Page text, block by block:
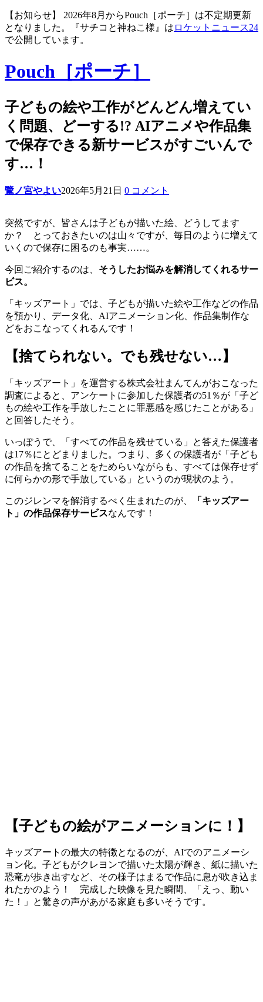
【お知らせ】 2026年8月からPouch［ポーチ］は不定期更新
となりました。『サチコと神ねこ様』は ロケットニュース24
で公開しています。
Pouch［ポーチ］
子どもの絵や工作がどんどん増えてい
く問題、どーする!? AIアニメや作品集
で保存できる新サービスがすごいんで
す…！
鷺ノ宮やよい2026年5月21日 0 コメント
突然ですが、皆さんは子どもが描いた絵、どうしてます
か？ とっておきたいのは山々ですが、毎日のように増えて
いくので保存に困るのも事実……。
今回ご紹介するのは、 そうしたお悩みを解消してくれるサー
ビス。
「キッズアート」では、子どもが描いた絵や工作などの作品
を預かり、データ化、AIアニメーション化、作品集制作な
どをおこなってくれるんです！
【捨てられない。でも残せない…】
「キッズアート」を運営する株式会社まんてんがおこなった
調査によると、アンケートに参加した保護者の51％が「子ど
もの絵や工作を手放したことに罪悪感を感じたことがある」
と回答したそう。
いっぽうで、「すべての作品を残せている」と答えた保護者
は17％にとどまりました。つまり、多くの保護者が「子ども
の作品を捨てることをためらいながらも、すべては保存せず
に何らかの形で手放している」というのが現状のよう。
このジレンマを解消するべく生まれたのが、
「キッズアー
ト」の作品保存サービスなんです！
【子どもの絵がアニメーションに！】
キッズアートの最大の特徴となるのが、AIでのアニメーシ
ョン化。子どもがクレヨンで描いた太陽が輝き、紙に描いた
恐竜が歩き出すなど、その様子はまるで作品に息が吹き込ま
れたかのよう！ 完成した映像を見た瞬間、「えっ、動い
た！」と驚きの声があがる家庭も多いそうです。